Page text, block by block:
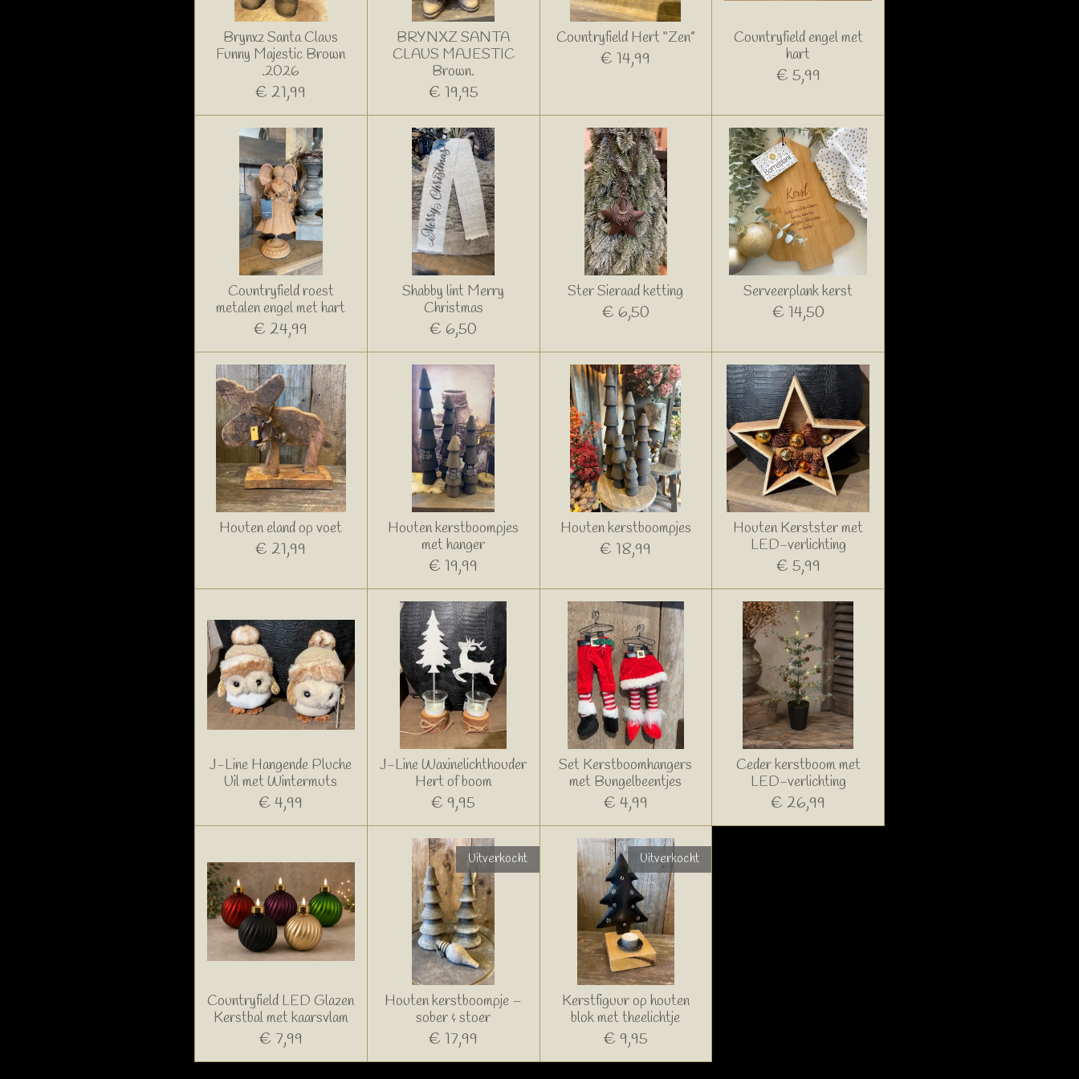
Brynxz Santa Claus
Funny Majestic Brown
.2026
€ 21,99
BRYNXZ SANTA
CLAUS MAJESTIC
Brown.
€ 19,95
Countryfield Hert “Zen”
€ 14,99
Countryfield engel met
hart
€ 5,99
Countryfield roest
metalen engel met hart
€ 24,99
Shabby lint Merry
Christmas
€ 6,50
Ster Sieraad ketting
€ 6,50
Serveerplank kerst
€ 14,50
Houten eland op voet
€ 21,99
Houten kerstboompjes
met hanger
€ 19,99
Houten kerstboompjes
€ 18,99
Houten Kerstster met
LED-verlichting
€ 5,99
J-Line Hangende Pluche
Uil met Wintermuts
€ 4,99
J-Line Waxinelichthouder
Hert of boom
€ 9,95
Set Kerstboomhangers
met Bungelbeentjes
€ 4,99
Ceder kerstboom met
LED-verlichting
€ 26,99
Countryfield LED Glazen
Kerstbal met kaarsvlam
€ 7,99
Uitverkocht
Houten kerstboompje –
sober & stoer
€ 17,99
Uitverkocht
Kerstfiguur op houten
blok met theelichtje
€ 9,95